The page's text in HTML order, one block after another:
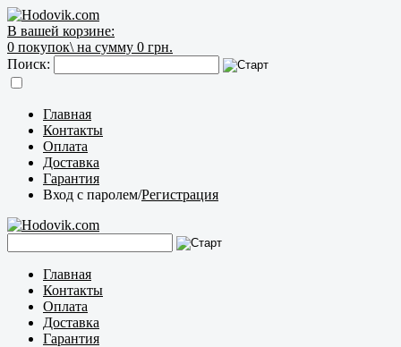
В вашей корзине:
0 покупок\ на сумму 0 грн.
Поиск:
Главная
Контакты
Оплата
Доставка
Гарантия
Вход с паролем/Регистрация
Главная
Контакты
Оплата
Доставка
Гарантия